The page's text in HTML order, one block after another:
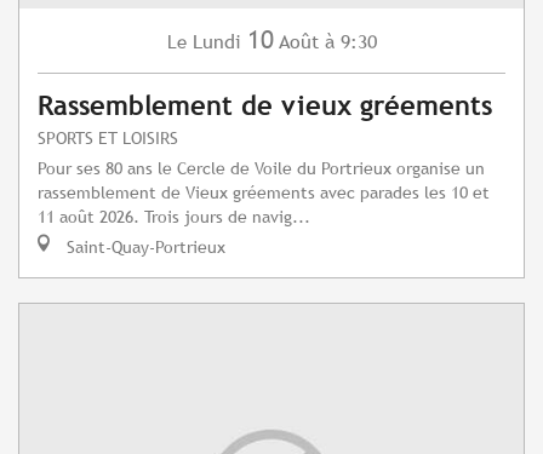
Le Lundi 10 Août à 9:30
Rassemblement de vieux gréements
SPORTS ET LOISIRS
Pour ses 80 ans le Cercle de Voile du Portrieux organise un
rassemblement de Vieux gréements avec parades les 10 et
11 août 2026. Trois jours de navig...
Saint-Quay-Portrieux